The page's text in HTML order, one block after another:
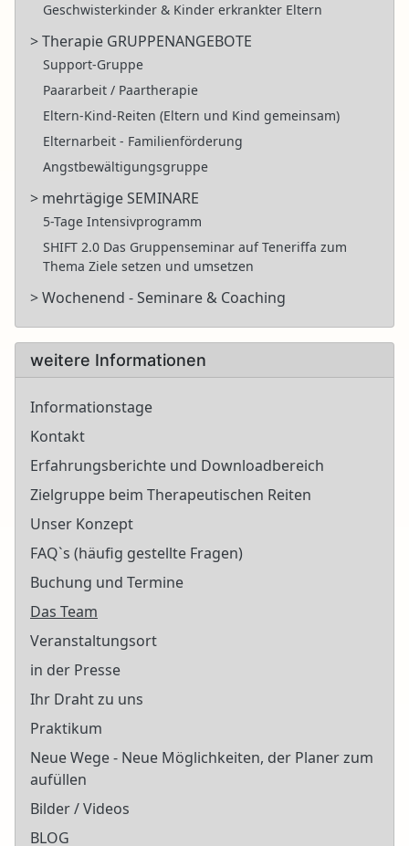
Geschwisterkinder & Kinder erkrankter Eltern
> Therapie GRUPPENANGEBOTE
Support-Gruppe
Paararbeit / Paartherapie
Eltern-Kind-Reiten (Eltern und Kind gemeinsam)
Elternarbeit - Familienförderung
Angstbewältigungsgruppe
> mehrtägige SEMINARE
5-Tage Intensivprogramm
SHIFT 2.0 Das Gruppenseminar auf Teneriffa zum
Thema Ziele setzen und umsetzen
> Wochenend - Seminare & Coaching
weitere Informationen
Informationstage
Kontakt
Erfahrungsberichte und Downloadbereich
Zielgruppe beim Therapeutischen Reiten
Unser Konzept
FAQ`s (häufig gestellte Fragen)
Buchung und Termine
Das Team
Veranstaltungsort
in der Presse
Ihr Draht zu uns
Praktikum
Neue Wege - Neue Möglichkeiten, der Planer zum
aufüllen
Bilder / Videos
BLOG